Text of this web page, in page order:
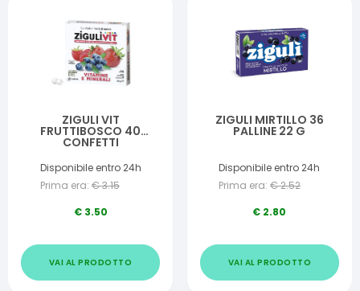
ZIGULI VIT
FRUTTIBOSCO 40
CONFETTI
Disponibile entro 24h
Prima era: €3.15
€ 3.50
VAI AL PRODOTTO
ZIGULI MIRTILLO 36
PALLINE 22 G
Disponibile entro 24h
Prima era: €2.52
€ 2.80
VAI AL PRODOTTO